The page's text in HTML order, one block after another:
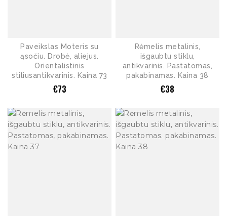
Paveikslas Moteris su
ąsočiu. Drobė, aliejus.
Orientalistinis
stiliusantikvarinis. Kaina 73
€73
Rėmelis metalinis,
išgaubtu stiklu,
antikvarinis. Pastatomas,
pakabinamas. Kaina 38
€38